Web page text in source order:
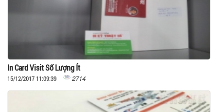
In Card Visit Số Lượng Ít
15/12/2017 11:09:39 2714